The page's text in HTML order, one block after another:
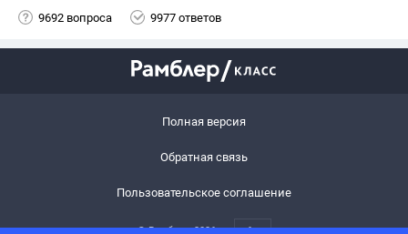
9692 вопроса 9977 ответов
Полная версия
Обратная связь
Пользовательское соглашение
© Рамблер,2026 6+